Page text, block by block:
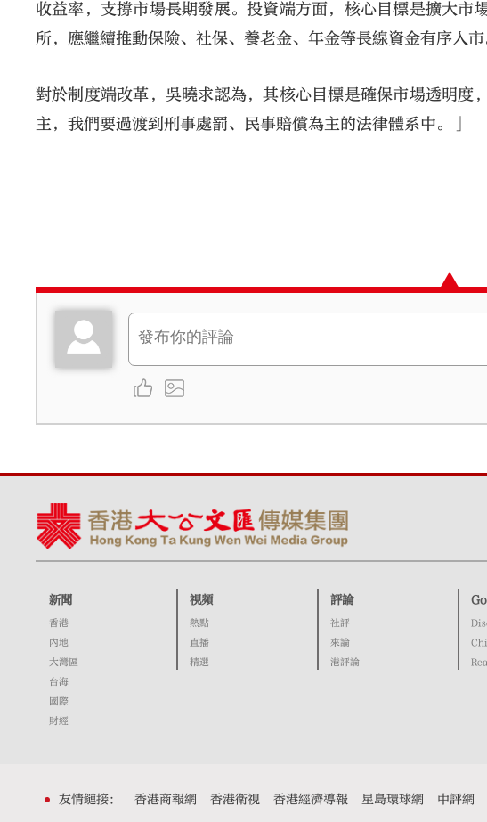
收益率，支撐市場長期發展。投資端方面，核心目標是擴大市
所，應繼續推動保險、社保、養老金、年金等長線資金有序入市
對於制度端改革，吳曉求認為，其核心目標是確保市場透明度
主，我們要過渡到刑事處罰、民事賠償為主的法律體系中。」
新聞
香港
內地
大灣區
台海
國際
財經
視頻
熱點
直播
精選
評論
社評
來論
港評論
友情鏈接： 香港商報網 香港衛視 香港經濟導報 星島環球網 中評網